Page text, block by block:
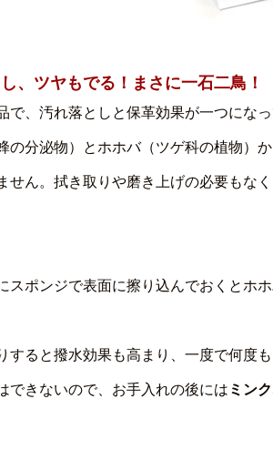
、ツヤもでる！まさに一石二鳥！
で、汚れ落としと保革効果が一つになっ
の分泌物）とホホバ（ツゲ科の植物）か
せん。拭き取りや磨き上げの必要もな
スポンジで表面に擦り込んでおくとホ
すると撥水効果も高まり、一度で何度
できないので、お手入れの後には ミン